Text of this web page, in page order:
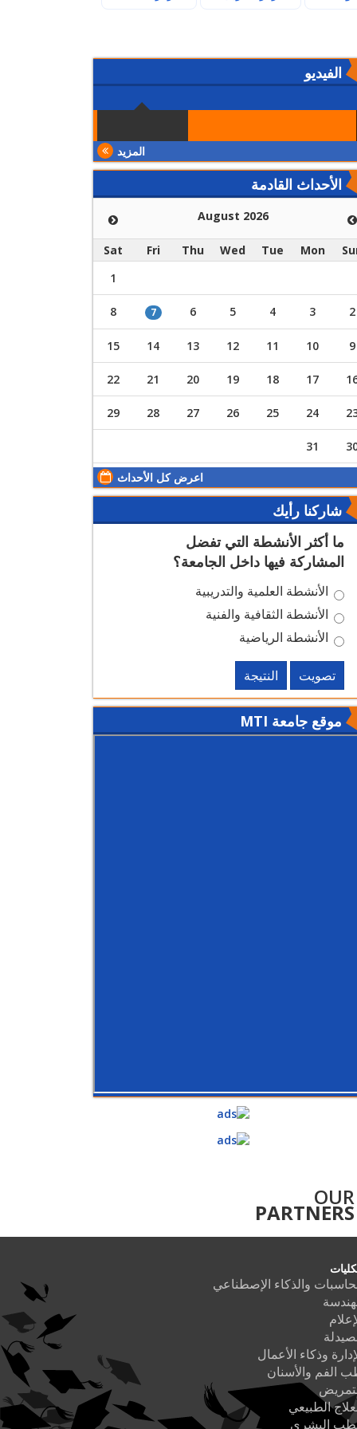
الفيديو
المزيد
الأحداث القادمة
August 2026
Mon
Tue
Wed
Thu
Fri
Sat
1
2
3
4
5
6
7
8
9
10
11
12
13
14
15
17
18
19
20
21
22
24
25
26
27
28
29
31
اعرض كل الأحداث
شاركنا رأيك
ما أكثر الأنشطة التي تفضل
المشاركة فيها داخل الجامعة؟
الأنشطة العلمية والتدريبية
الأنشطة الثقافية والفنية
الأنشطة الرياضية
تصويت النتيجة
موقع جامعة MTI
OUR
PARTNERS
والذكاء الإصطناعي
وذكاء الأعمال
الفم والأسنان
الطبيعي
البشري